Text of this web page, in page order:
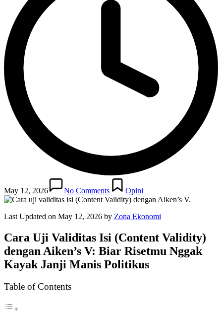
May 12, 2026 No Comments
Posted
in
Opini
Last Updated on May 12, 2026 by Zona Ekonomi
Cara Uji Validitas Isi (Content Validity)
dengan Aiken’s V: Biar Risetmu Nggak
Kayak Janji Manis Politikus
Table of Contents